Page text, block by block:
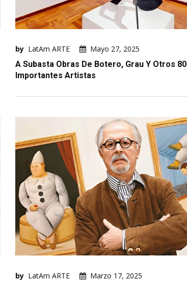
by LatAm ARTE
Mayo 27, 2025
A Subasta Obras De Botero, Grau Y Otros 80
Importantes Artistas
by LatAm ARTE
Marzo 17, 2025